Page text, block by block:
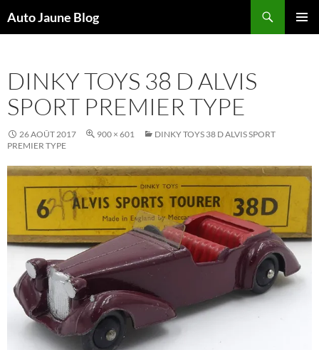
Auto Jaune Blog
DINKY TOYS 38 D ALVIS
SPORT PREMIER TYPE
26 AOÛT 2017 900 × 601
DINKY TOYS 38 D ALVIS SPORT
PREMIER TYPE